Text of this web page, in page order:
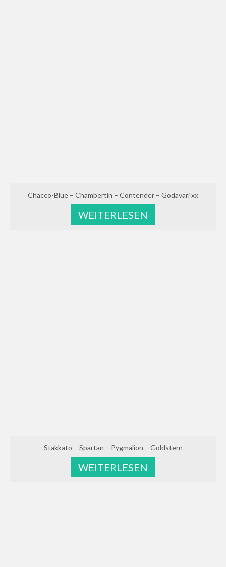
Chacco-Blue – Chambertin – Contender – Godavari xx
WEITERLESEN
Stakkato – Spartan – Pygmalion – Goldstern
WEITERLESEN